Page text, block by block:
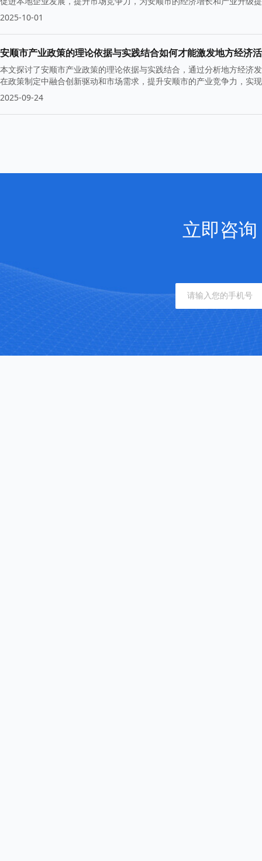
2025-10-01
安顺市产业政策的理论依据与实践结合如何才能激发地方经济
本文探讨了安顺市产业政策的理论依据与实践结合，通过分析地方经济
在政策制定中融合创新驱动和市场需求，提升安顺市的产业竞争力，实
2025-09-24
立即咨